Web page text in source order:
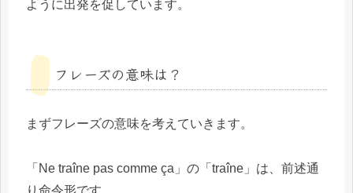
ように出発を促しています。
フレーズの意味は？
まずフレーズの意味を考えていきます。
「Ne traîne pas comme ça」の「traîne」は、前述通
り命令形です。